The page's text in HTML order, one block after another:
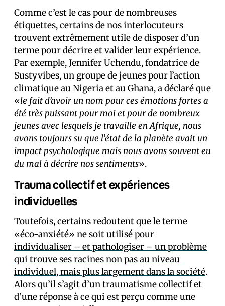
Comme c’est le cas pour de nombreuses
étiquettes, certains de nos interlocuteurs
trouvent extrêmement utile de disposer d’un
terme pour décrire et valider leur expérience.
Par exemple, Jennifer Uchendu, fondatrice de
Sustyvibes, un groupe de jeunes pour l’action
climatique au Nigeria et au Ghana, a déclaré que
«le fait d’avoir un nom pour ces émotions fortes a
été très puissant pour moi et pour de nombreux
jeunes avec lesquels je travaille en Afrique, nous
avons toujours su que l’état de la planète avait un
impact psychologique mais nous avons souvent eu
du mal à décrire nos sentiments».
Trauma collectif et expériences
individuelles
Toutefois, certains redoutent que le terme
«éco-anxiété» ne soit utilisé pour
individualiser – et pathologiser – un problème
qui trouve ses racines non pas au niveau
individuel, mais plus largement dans la société.
Alors qu’il s’agit d’un traumatisme collectif et
d’une réponse à ce qui est perçu comme une